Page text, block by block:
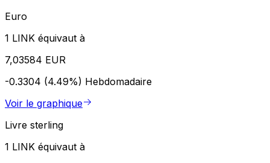
Euro
1 LINK équivaut à
7,03584 EUR
-0.3304 (4.49%) Hebdomadaire
Voir le graphique
Livre sterling
1 LINK équivaut à